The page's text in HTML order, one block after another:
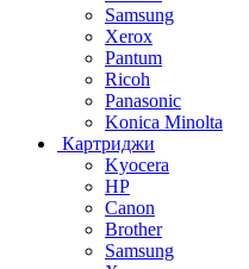
Samsung
Xerox
Pantum
Ricoh
Panasonic
Konica Minolta
Картриджи
Kyocera
HP
Canon
Brother
Samsung